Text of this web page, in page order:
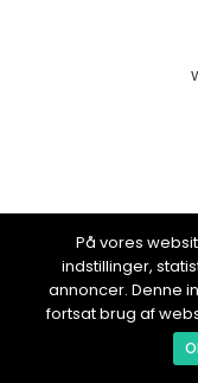
På vores
indstillinger,
annoncer. Denne
fortsat brug af